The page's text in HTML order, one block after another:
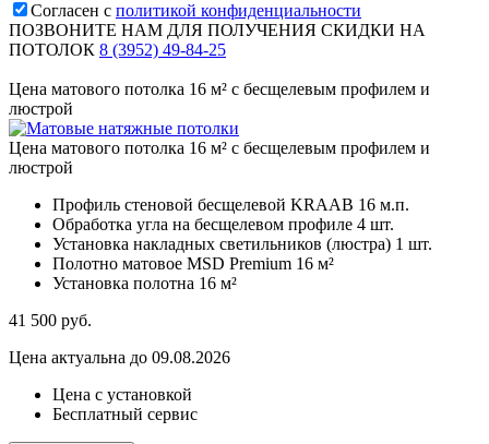
Согласен с политикой конфиденциальности
ПОЗВОНИТЕ НАМ ДЛЯ ПОЛУЧЕНИЯ СКИДКИ НА
ПОТОЛОК 8 (3952) 49-84-25
Цена матового потолка 16 м² с бесщелевым профилем и
люстрой
Цена матового потолка 16 м² с бесщелевым профилем и
люстрой
Профиль стеновой бесщелевой KRAAB 16 м.п.
Обработка угла на бесщелевом профиле 4 шт.
Установка накладных светильников (люстра) 1 шт.
Полотно матовое MSD Premium 16 м²
Установка полотна 16 м²
41 500 руб.
Цена актуальна до 09.08.2026
Цена с установкой
Бесплатный сервис